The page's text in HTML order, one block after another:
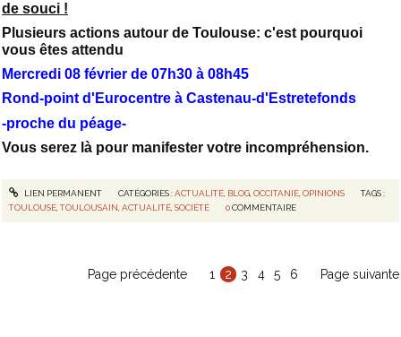
de souci !
Plusieurs actions autour de Toulouse: c'est pourquoi
vous êtes attendu
Mercredi 08 février de 07h30 à 08h45
Rond-point d'Eurocentre à Castenau-d'Estretefonds
-proche du péage-
Vous serez là pour manifester votre incompréhension.
LIEN PERMANENT CATÉGORIES :ACTUALITÉ, BLOG, OCCITANIE, OPINIONS
TAGS :
TOULOUSE ,TOULOUSAIN ,ACTUALITÉ ,SOCIÉTÉ 0 COMMENTAIRE
Page précédente 1 2 3 4 5 6 Page suivante